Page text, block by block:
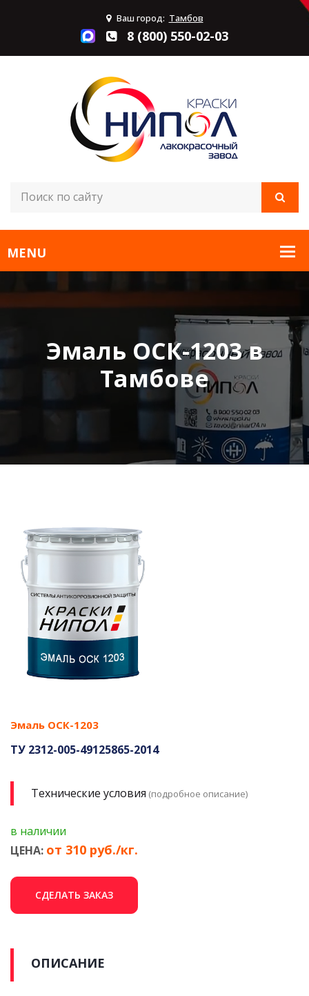
Ваш город: Тамбов
8 (800) 550-02-03
Эмаль ОСК-1203 в
Тамбове
Эмаль ОСК-1203
ТУ 2312-005-49125865-2014
Технические условия (подробное описание)
в наличии
ЦЕНА: от 310 руб./кг.
СДЕЛАТЬ ЗАКАЗ
ОПИСАНИЕ